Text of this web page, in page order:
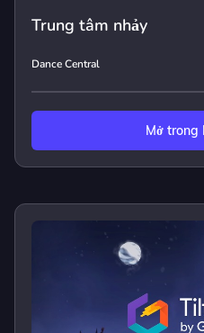
Trung tâm nhảy
Dance Central
Mở trong